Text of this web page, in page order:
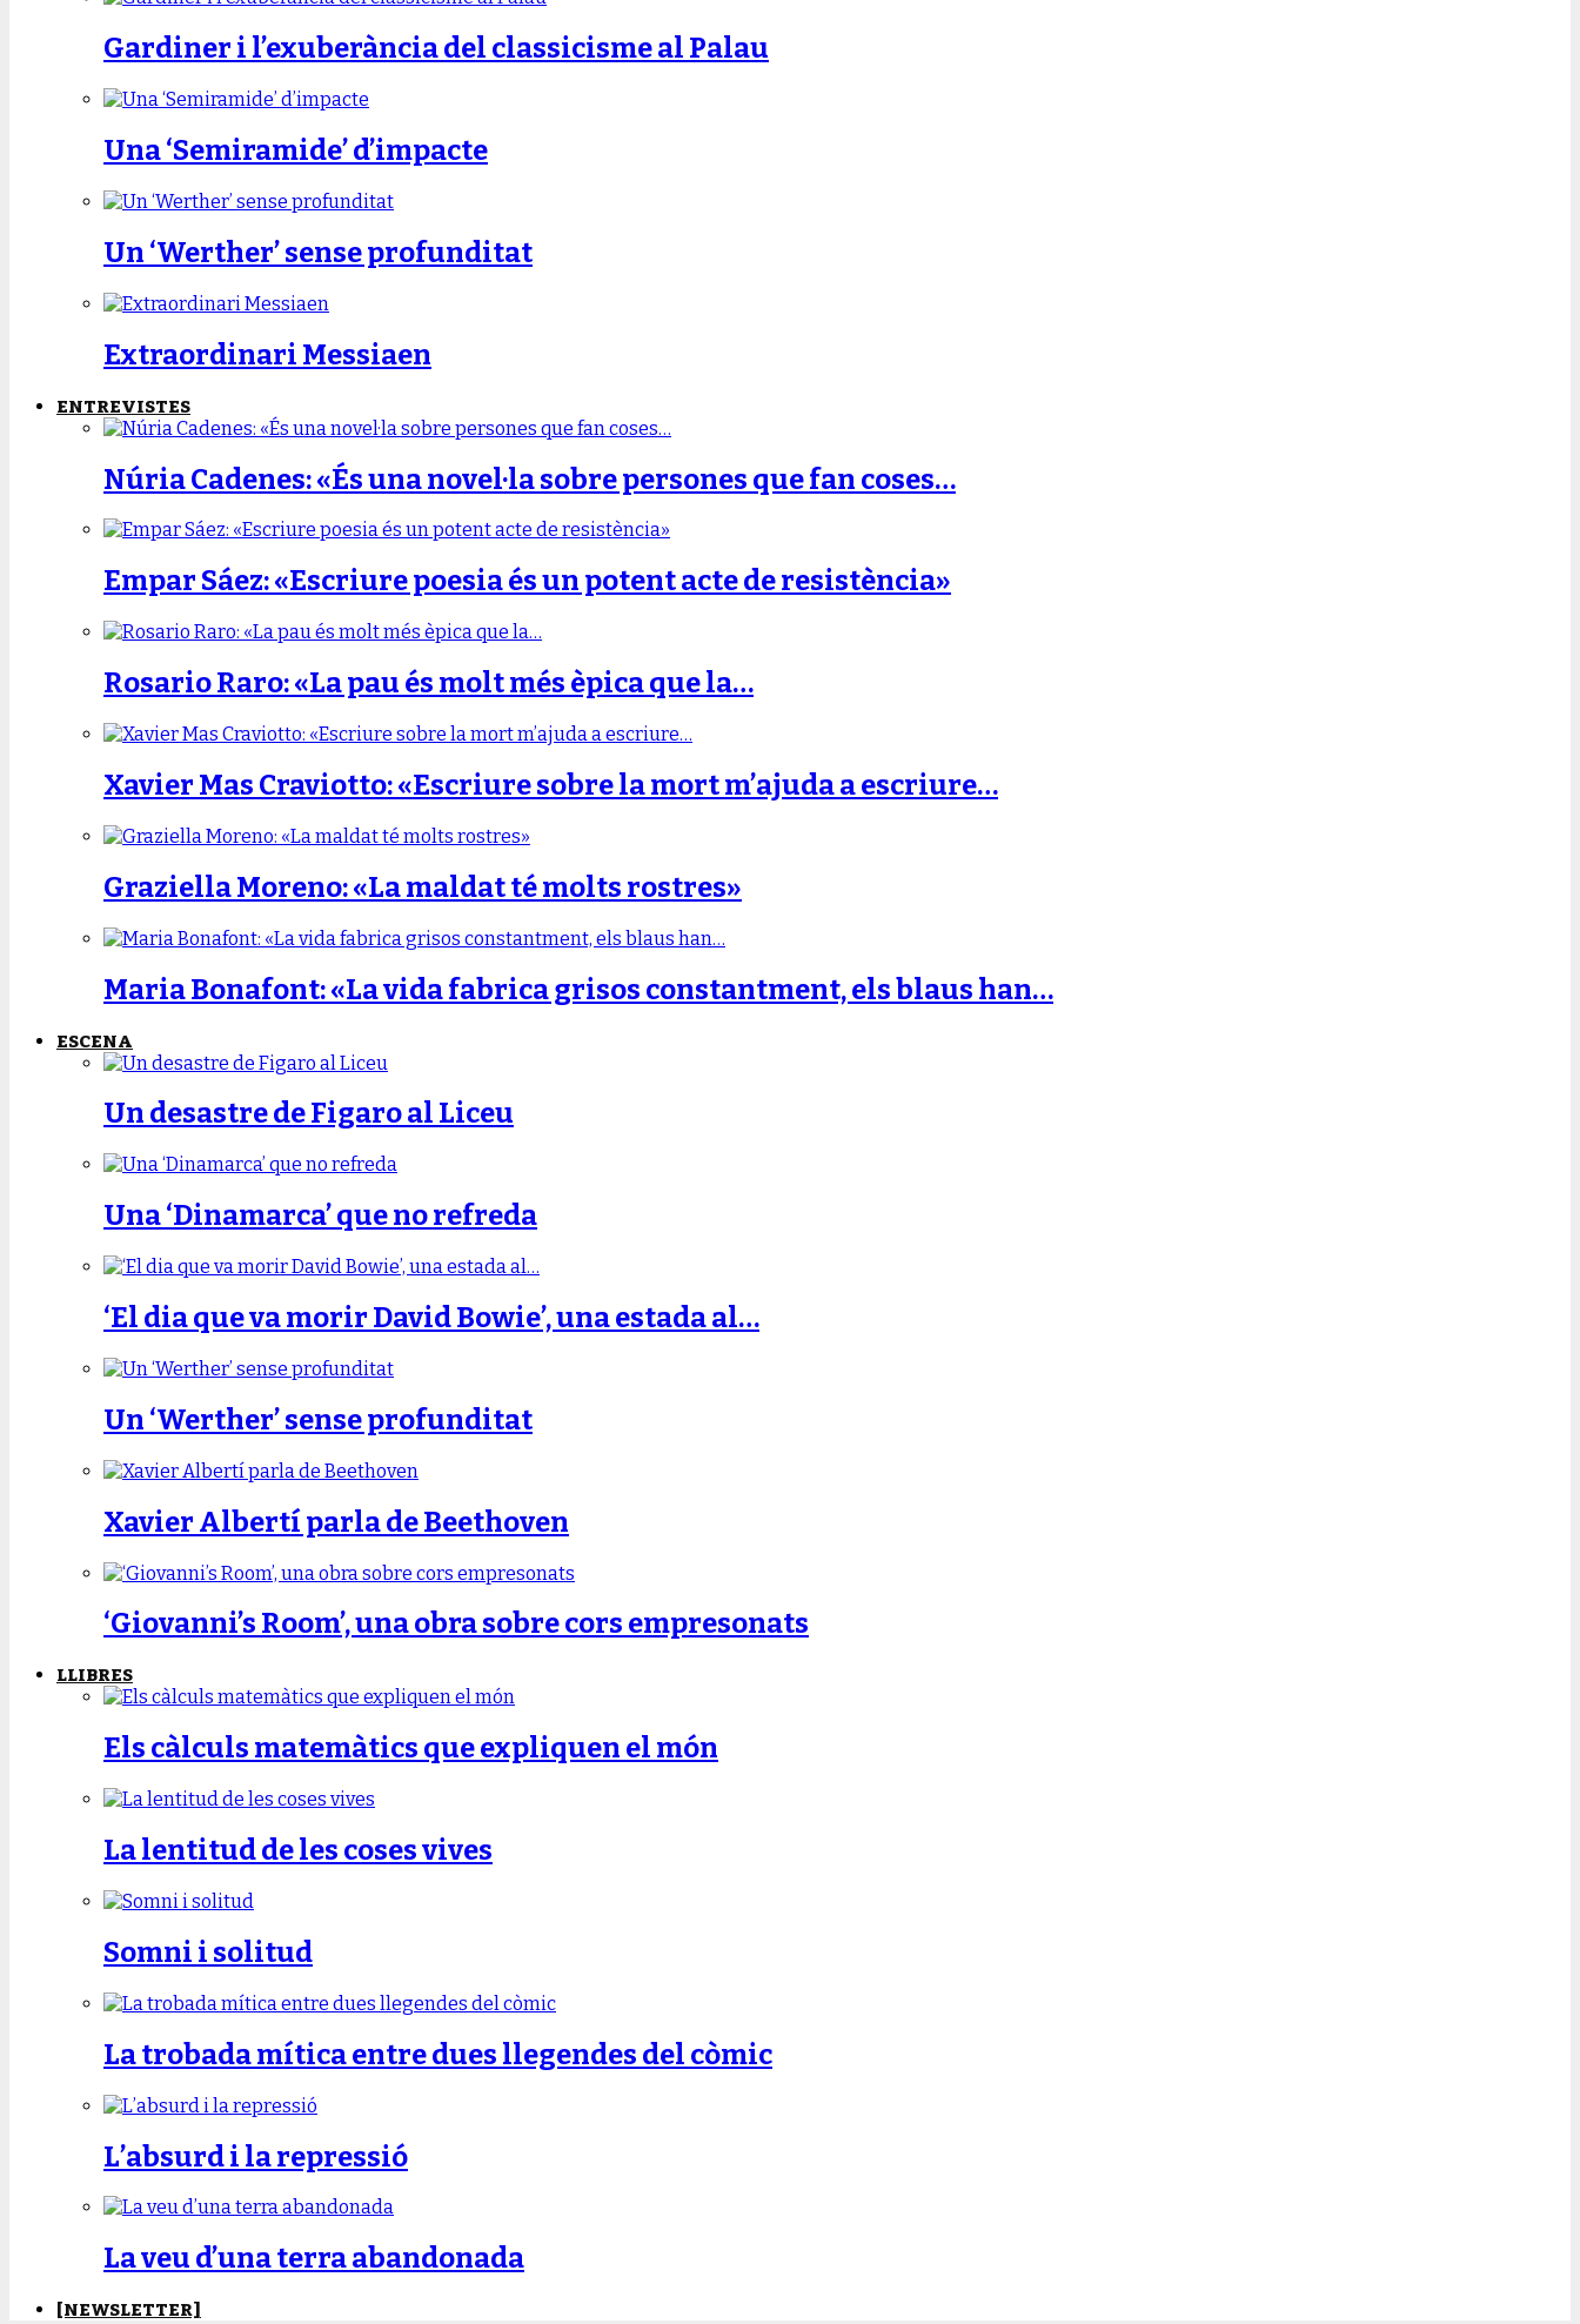
Gardiner i l’exuberància del classicisme al Palau
Una ‘Semiramide’ d’impacte
Un ‘Werther’ sense profunditat
Extraordinari Messiaen
ENTREVISTES
Núria Cadenes: «És una novel·la sobre persones que fan coses…
Empar Sáez: «Escriure poesia és un potent acte de resistència»
Rosario Raro: «La pau és molt més èpica que la…
Xavier Mas Craviotto: «Escriure sobre la mort m’ajuda a escriure…
Graziella Moreno: «La maldat té molts rostres»
Maria Bonafont: «La vida fabrica grisos constantment, els blaus han…
ESCENA
Un desastre de Figaro al Liceu
Una ‘Dinamarca’ que no refreda
‘El dia que va morir David Bowie’, una estada al…
Un ‘Werther’ sense profunditat
Xavier Albertí parla de Beethoven
‘Giovanni’s Room’, una obra sobre cors empresonats
LLIBRES
Els càlculs matemàtics que expliquen el món
La lentitud de les coses vives
Somni i solitud
La trobada mítica entre dues llegendes del còmic
L’absurd i la repressió
La veu d’una terra abandonada
[NEWSLETTER]